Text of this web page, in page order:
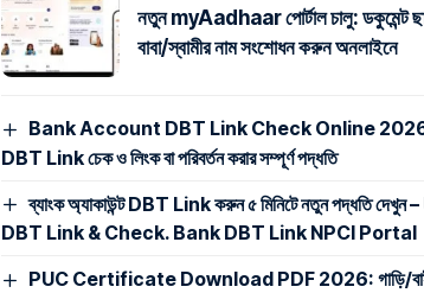
নতুন myAadhaar পোর্টাল চালু: ডকুমেন্ট
বাবা/স্বামীর নাম সংশোধন করুন অনলাইনে
Bank Account DBT Link Check Online 2026:
DBT Link চেক ও লিংক বা পরিবর্তন করার সম্পূর্ণ পদ্ধতি
ব্যাংক অ্যাকাউন্ট DBT Link করুন ৫ মিনিটে নতুন পদ্ধতি
DBT Link & Check. Bank DBT Link NPCI Portal
PUC Certificate Download PDF 2026: গাড়ি/বাইক